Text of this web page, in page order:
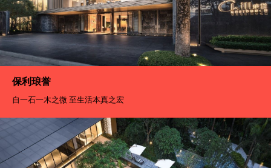
保利琅誉
自一石一木之微 至生活本真之宏